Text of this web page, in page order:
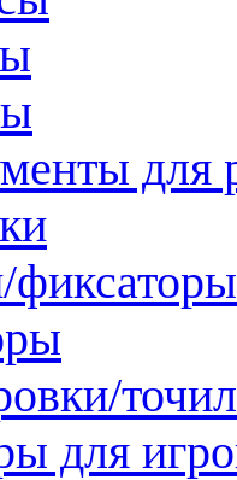
для
фиксаторы
для